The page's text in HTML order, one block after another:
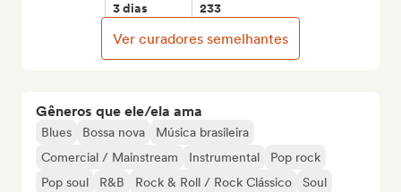
Gêneros que ele/ela ama
Blues Bossa nova
Música brasileira
Comercial / Mainstream
Instrumental
Pop rock
Pop soul
R&B Rock & Roll / Rock Clássico Soul
3 dias 233
Ver curadores semelhantes